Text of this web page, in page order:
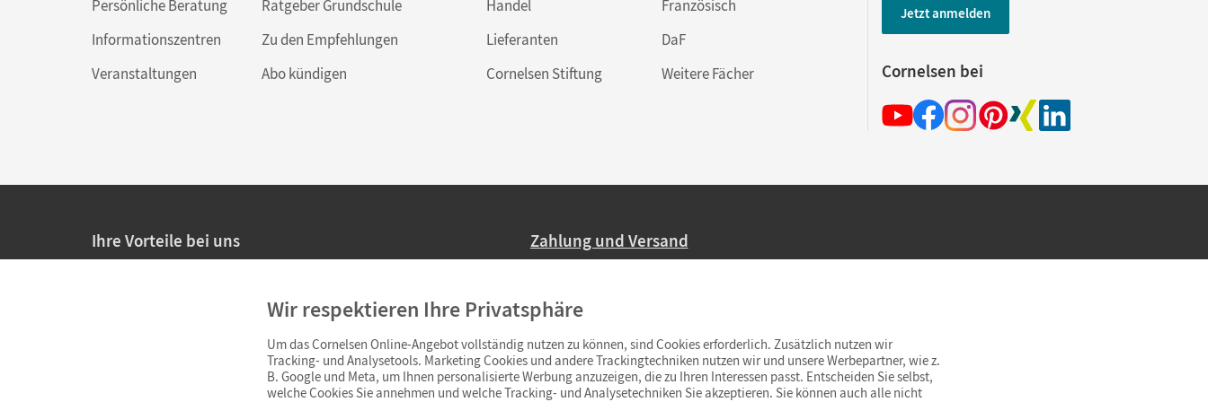
Persönliche Beratung
Informationszentren
Veranstaltungen
Ratgeber Grundschule
Zu den Empfehlungen
Abo kündigen
Handel
Lieferanten
Cornelsen Stiftung
Französisch
DaF
Weitere Fächer
Jetzt anmelden
Cornelsen bei
Ihre Vorteile bei uns
Persönliche Angebote für Lehrkräfte
Sicheres Einkaufen mit SSL-Verschlüsselung
Widerrufsfristvon 4 Wochen
Zahlung und Versand
Ab 59,– EUR Bestellwert liefern wir versandkostenfrei innerhalb Deutschlands
(Lieferung in 3–6 Tagen).
Wir respektieren Ihre Privatsphäre
Um das Cornelsen Online-Angebot vollständig nutzen zu können, sind Cookies erforderlich. Zusätzlich nutzen wir
Tracking- und Analysetools. Marketing Cookies und andere Trackingtechniken nutzen wir und unsere Werbepartner, wie z.
B. Google und Meta, um Ihnen personalisierte Werbung anzuzeigen, die zu Ihren Interessen passt. Entscheiden Sie selbst,
welche Cookies Sie annehmen und welche Tracking- und Analysetechniken Sie akzeptieren. Sie können auch alle nicht